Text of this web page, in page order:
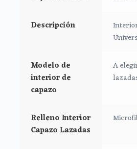
Alto: 23 cm
Ancho: 32 cm
Interior universal Lazadas:
*En tejido estampado.
*Relleno en los laterales.
Descripción
Modelo de
interior de
capazo
A
Relleno Interior
Capazo Lazadas